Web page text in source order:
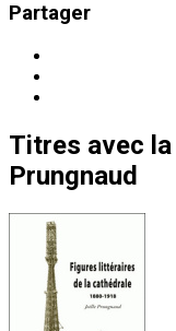
Partager
Titres avec
Prungnaud